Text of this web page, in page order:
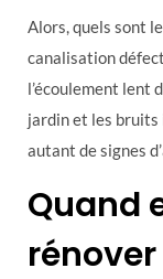
Alors, quels sont
canalisation
l’écoulement lent
jardin et les bruits
autant de signes
Quand